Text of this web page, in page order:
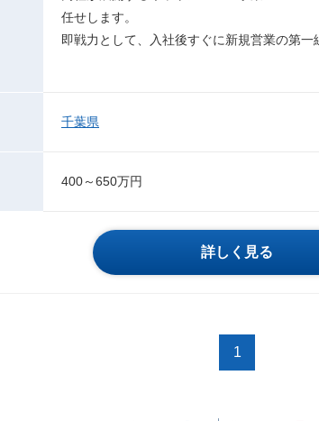
任せします。
即戦力として、入社後すぐに新規営業の第一
千葉県
400～650万円
詳しく見る
1